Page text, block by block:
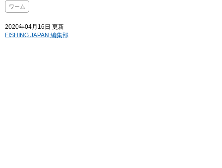
ワーム
2020年04月16日 更新
FISHING JAPAN 編集部